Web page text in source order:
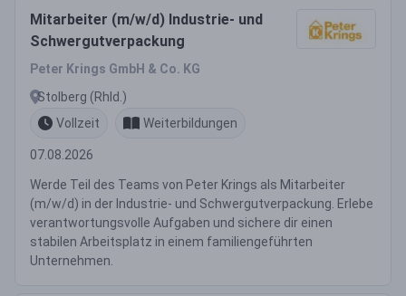
Mitarbeiter (m/w/d) Industrie- und
Schwergutverpackung
Peter Krings GmbH & Co. KG
Stolberg (Rhld.)
Vollzeit
Weiterbildungen
07.08.2026
Werde Teil des Teams von Peter Krings als Mitarbeiter
(m/w/d) in der Industrie- und Schwergutverpackung. Erlebe
verantwortungsvolle Aufgaben und sichere dir einen
stabilen Arbeitsplatz in einem familiengeführten
Unternehmen.